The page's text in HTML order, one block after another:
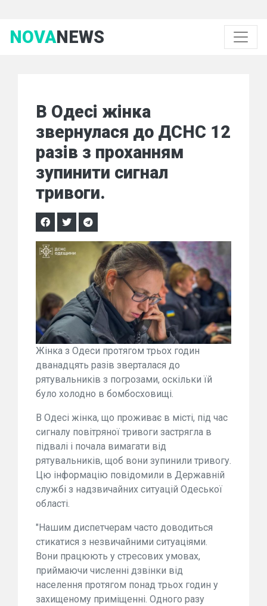
NOVANEWS
В Одесі жінка
звернулася до ДСНС 12
разів з проханням
зупинити сигнал
тривоги.
Жінка з Одеси протягом трьох годин
дванадцять разів зверталася до
рятувальників з погрозами, оскільки їй
було холодно в бомбосховищі.
В Одесі жінка, що проживає в місті, під час
сигналу повітряної тривоги застрягла в
підвалі і почала вимагати від
рятувальників, щоб вони зупинили тривогу.
Цю інформацію повідомили в Державній
службі з надзвичайних ситуацій Одеської
області.
"Нашим диспетчерам часто доводиться
стикатися з незвичайними ситуаціями.
Вони працюють у стресових умовах,
приймаючи численні дзвінки від
населення протягом понад трьох годин у
захищеному приміщенні. Одного разу